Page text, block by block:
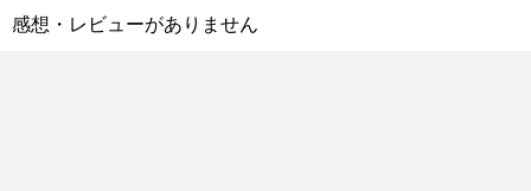
感想・レビューがありません